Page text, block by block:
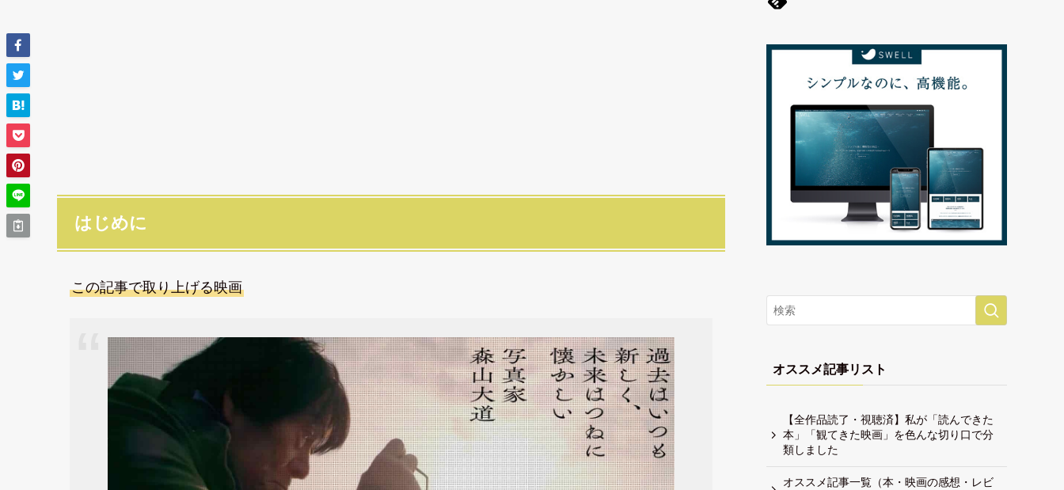
はじめに
この記事で取り上げる映画
オススメ記事リスト
【全作品読了・視聴済】私が「読んできた
本」「観てきた映画」を色んな切り口で分
類しました
オススメ記事一覧（本・映画の感想・レビ